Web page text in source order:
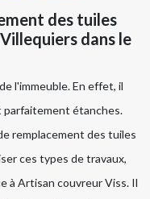
des tuiles
dans le
l'immeuble. En effet, il
parfaitement étanches.
remplacement des tuiles
ces types de travaux,
à Artisan couvreur Viss. Il